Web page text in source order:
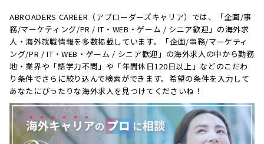
ABROADERS CAREER（アブローダーズキャリア）では、「企画/事
務/マーケティング/PR / IT・WEB・ゲーム / シニア歓迎」の海外求
人・海外就職情報を多数掲載しています。「企画/事務/マーケティ
ング/PR / IT・WEB・ゲーム / シニア歓迎」の海外求人の中から勤務
地・業界や「語学力不問」や「年間休日120日以上」などのこだわ
り条件でさらに絞り込んで検索ができます。希望の条件を入力して
あなたにぴったりな海外求人を見つけてくださいね！